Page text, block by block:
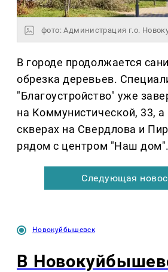
фото: Администрация г.о.
В городе продолжается
обрезка деревьев.
"Благоустройство" уже
на Коммунистической, 33,
скверах на Свердлова и
рядом с центром "Наш дом".
Следующая
Новокуйбышевск
В